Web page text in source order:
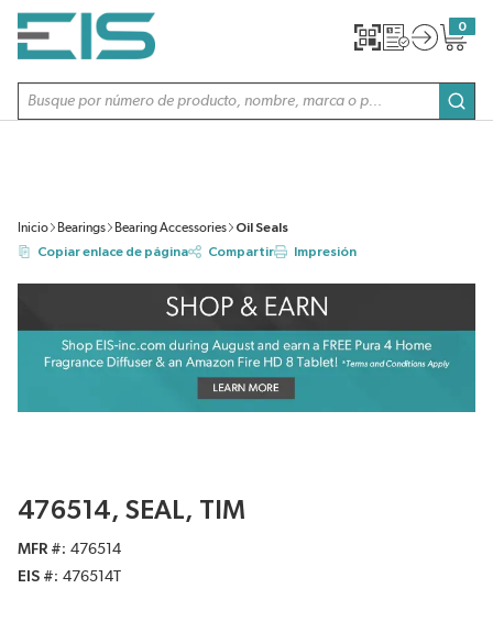
SALTAR AL CONTENIDO PRINCIPAL
Búsqueda de sitio
0
{0}
Inicio Bearings Bearing Accessories
Oil Seals
Copiar enlace de página
Compartir Impresión
476514, SEAL, TIM
MFR #
476514
EIS #
476514T